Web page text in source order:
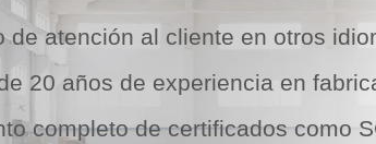
de atención al cliente en otros
20 años de experiencia en
completo de certificados como